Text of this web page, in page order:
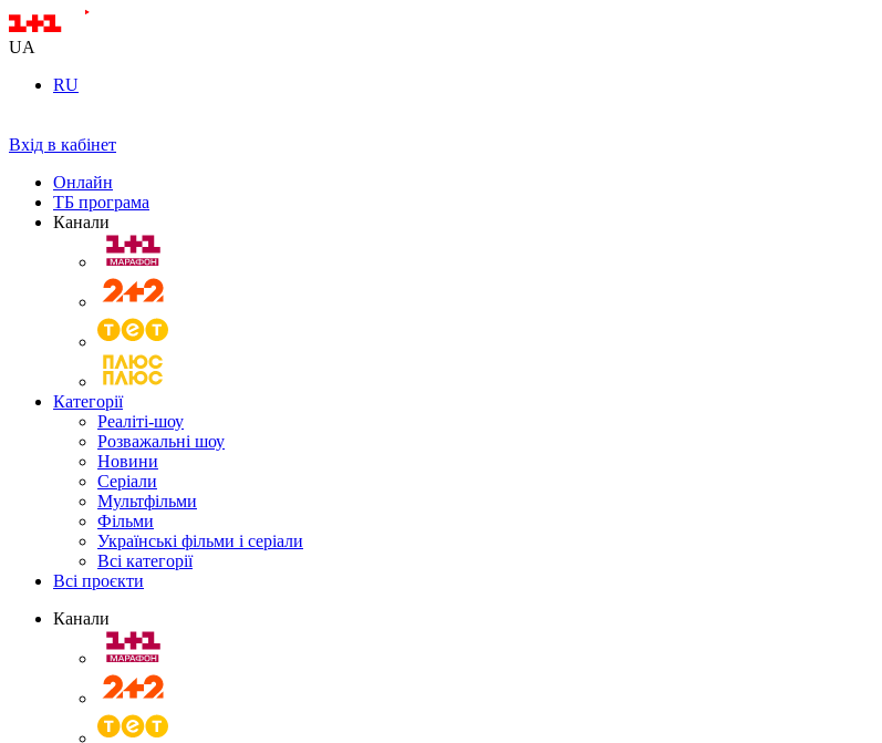
UA
RU
Вхід в кабінет
Онлайн
ТБ програма
Канали
Категорії
Реаліті-шоу
Розважальні шоу
Новини
Серіали
Мультфільми
Фільми
Українські фільми і серіали
Всі категорії
Всі проєкти
Канали